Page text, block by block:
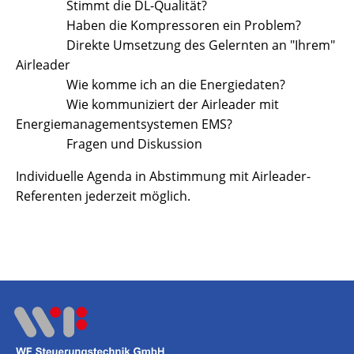
Stimmt die DL-Qualität?
Haben die Kompressoren ein Problem?
Direkte Umsetzung des Gelernten an "Ihrem"
Airleader
Wie komme ich an die Energiedaten?
Wie kommuniziert der Airleader mit
Energiemanagementsystemen EMS?
Fragen und Diskussion
Individuelle Agenda in Abstimmung mit Airleader-
Referenten jederzeit möglich.